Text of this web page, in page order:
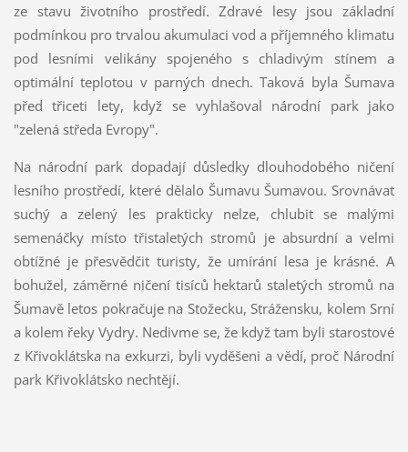
ze stavu životního prostředí. Zdravé lesy jsou základní
podmínkou pro trvalou akumulaci vod a příjemného klimatu
pod lesními velikány spojeného s chladivým stínem a
optimální teplotou v parných dnech. Taková byla Šumava
před třiceti lety, když se vyhlašoval národní park jako
"zelená středa Evropy".
Na národní park dopadají důsledky dlouhodobého ničení
lesního prostředí, které dělalo Šumavu Šumavou. Srovnávat
suchý a zelený les prakticky nelze, chlubit se malými
semenáčky místo třistaletých stromů je absurdní a velmi
obtížné je přesvědčit turisty, že umírání lesa je krásné. A
bohužel, záměrné ničení tisíců hektarů staletých stromů na
Šumavě letos pokračuje na Stožecku, Strážensku, kolem Srní
a kolem řeky Vydry. Nedivme se, že když tam byli starostové
z Křivoklátska na exkurzi, byli vyděšeni a vědí, proč Národní
park Křivoklátsko nechtějí.